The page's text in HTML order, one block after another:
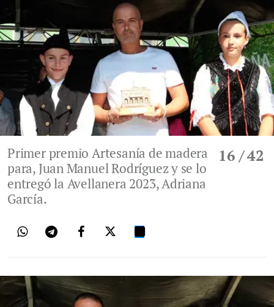
16 / 42
Primer premio Artesanía de madera
para, Juan Manuel Rodríguez y se lo
entregó la Avellanera 2023, Adriana
García.